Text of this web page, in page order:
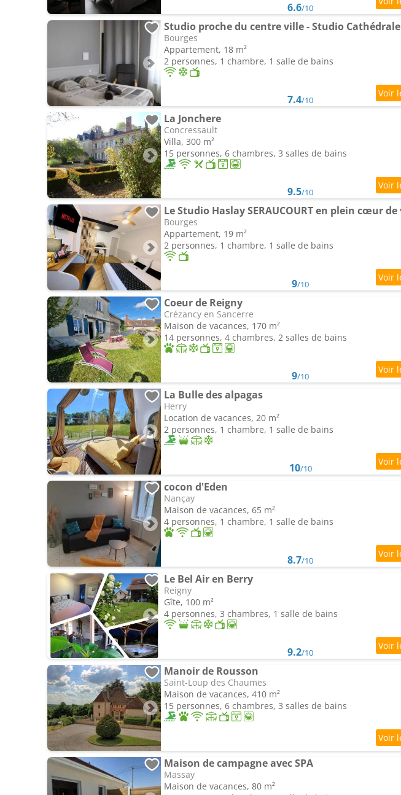
6.6/10
Studio proche du centre ville - Studio Cathédrale
Bourges
Appartement, 18 m²
2 personnes, 1 chambre, 1 salle de bains
7.4/10
La Jonchere
Concressault
Villa, 300 m²
15 personnes, 6 chambres, 3 salles de bains
9.5/10
Bourges
Appartement, 19 m²
2 personnes, 1 chambre, 1 salle de bains
9/10
Coeur de Reigny
Crézancy en Sancerre
Maison de vacances, 170 m²
14 personnes, 4 chambres, 2 salles de bains
9/10
La Bulle des alpagas
Herry
Location de vacances, 20 m²
2 personnes, 1 chambre, 1 salle de bains
10/10
cocon d'Eden
Nançay
Maison de vacances, 65 m²
4 personnes, 1 chambre, 1 salle de bains
8.7/10
Le Bel Air en Berry
Reigny
Gîte, 100 m²
4 personnes, 3 chambres, 1 salle de bains
9.2/10
Manoir de Rousson
Saint-Loup des Chaumes
Maison de vacances, 410 m²
15 personnes, 6 chambres, 3 salles de bains
Maison de campagne avec SPA
Massay
Maison de vacances, 80 m²